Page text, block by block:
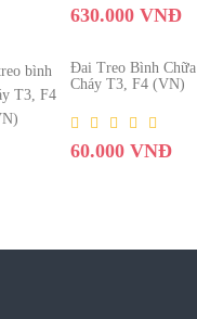
630.000 VNĐ
Đai Treo Bình Chữa
Cháy T3, F4 (VN)
60.000 VNĐ